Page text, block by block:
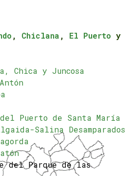
, Chiclana , El Puerto y
Chica y Juncosa
Puerto de Santa María
Salina Desamparados
del Parque de las